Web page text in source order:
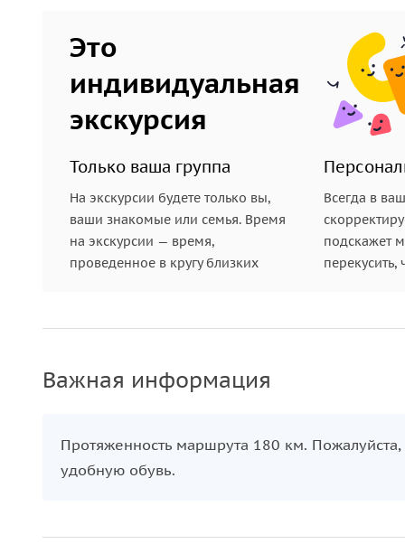
Это
индивидуальная
экскурсия
Только ваша группа
На экскурсии будете только вы,
ваши знакомые или семья. Время
на экскурсии — время,
проведенное в кругу близких
Всегда в
подскажет
перекусить,
Важная информация
Протяженность маршрута 180 км.
удобную обувь.